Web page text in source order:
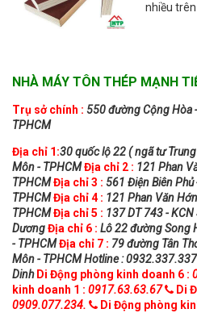
nhiều trên
NHÀ MÁY TÔN THÉP MẠNH
Trụ sở chính : 550 đường Cộng Hòa
TPHCM
Địa chỉ 1:30 quốc lộ 22 ( ngã tư
Môn - TPHCMĐịa chỉ 2 : 121 Phan
TPHCMĐịa chỉ 3 : 561 Điện Biên Phủ
TPHCMĐịa chỉ 4 : 121 Phan Văn
TPHCMĐịa chỉ 5 : 137 DT 743 - KCN
DươngĐịa chỉ 6 : Lô 22 đường Song
- TPHCMĐịa chỉ 7 : 79 đường Tân
Môn - TPHCMHotline :
Dinh Di Động phòng kinh doanh 6 :
kinh doanh 1 : 0917.63.63.67
Di
0909.077.234.
Di Động phòng